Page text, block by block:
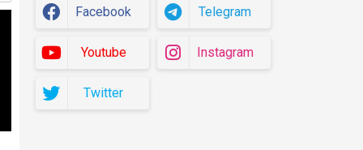
Facebook Telegram
Youtube Instagram
Twitter